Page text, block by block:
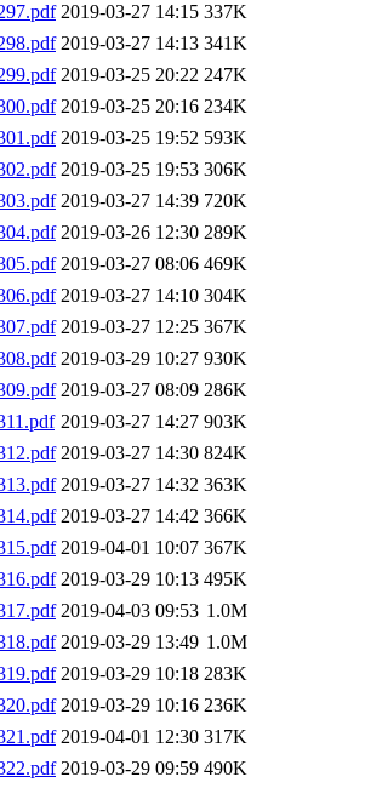
2019-03-27 14:15 337K
2019-03-27 14:13 341K
2019-03-25 20:22 247K
2019-03-25 20:16 234K
2019-03-25 19:52 593K
2019-03-25 19:53 306K
2019-03-27 14:39 720K
2019-03-26 12:30 289K
2019-03-27 08:06 469K
2019-03-27 14:10 304K
2019-03-27 12:25 367K
2019-03-29 10:27 930K
2019-03-27 08:09 286K
2019-03-27 14:27 903K
2019-03-27 14:30 824K
2019-03-27 14:32 363K
2019-03-27 14:42 366K
2019-04-01 10:07 367K
2019-03-29 10:13 495K
2019-04-03 09:53 1.0M
2019-03-29 13:49 1.0M
2019-03-29 10:18 283K
2019-03-29 10:16 236K
2019-04-01 12:30 317K
2019-03-29 09:59 490K